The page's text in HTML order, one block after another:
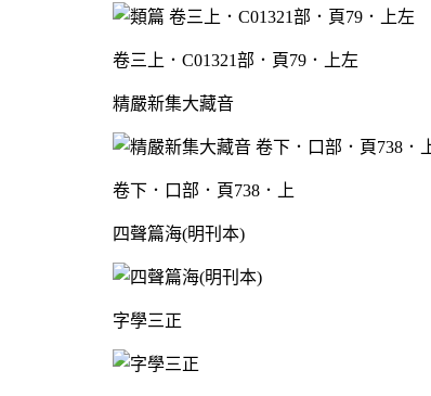
卷三上．C01321部．頁79．上左
精嚴新集大藏音
卷下．口部．頁738．上
四聲篇海(明刊本)
字學三正